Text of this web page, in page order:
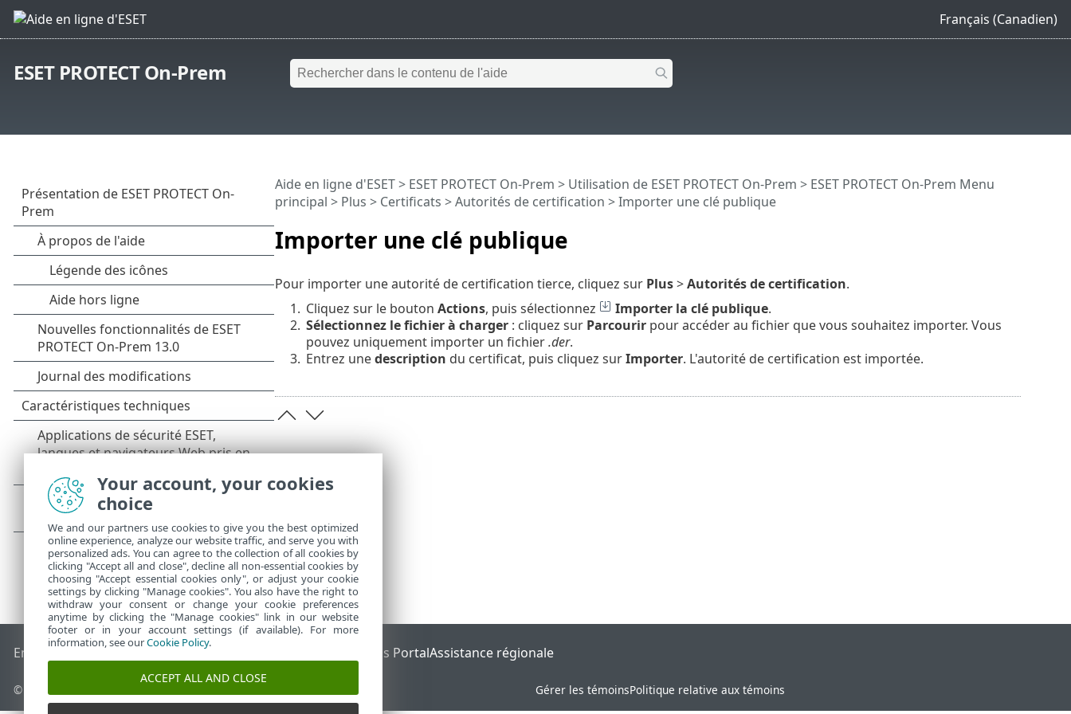
Français (Canadien)
ESET PROTECT On-Prem
Importer une clé publique
Aide en ligne d'ESET> ESET PROTECT On-Prem > Utilisation de ESET PROTECT On-Prem > ESET PROTECT On-Prem Menu
principal > Plus > Certificats >Autorités de certification > Importer une clé publique
Pour importer une autorité de certification tierce, cliquez sur Plus>Autorités de certification.
1. Cliquez sur le bouton Actions, puis sélectionnez Importer la clé publique.
2. Sélectionnez le fichier à charger: cliquez sur Parcourirpour accéder au fichier que vous souhaitez importer. Vous
pouvez uniquement importer un fichier.der.
3. Entrez unedescription du certificat, puis cliquez surImporter. L'autorité de certification est importée.
End of Life Base de connaissances ESET ESET Status PortalAssistance régionale
© 1992 - 2026 ESET, spol. s r.o. - Tous droits réservés. Gérer les témoinsPolitique relative aux témoins
Your account, your cookies
choice
We and our partners use cookies to give you the best optimized
online experience, analyze our website traffic, and serve you with
personalized ads. You can agree to the collection of all cookies by
clicking "Accept all and close", decline all non-essential cookies by
choosing "Accept essential cookies only", or adjust your cookie
settings by clicking "Manage cookies". You also have the right to
withdraw your consent or change your cookie preferences
anytime by clicking the "Manage cookies" link in our website
footer or in your account settings (if available). For more
information, see ourCookie Policy.
ACCEPT ALL AND CLOSE